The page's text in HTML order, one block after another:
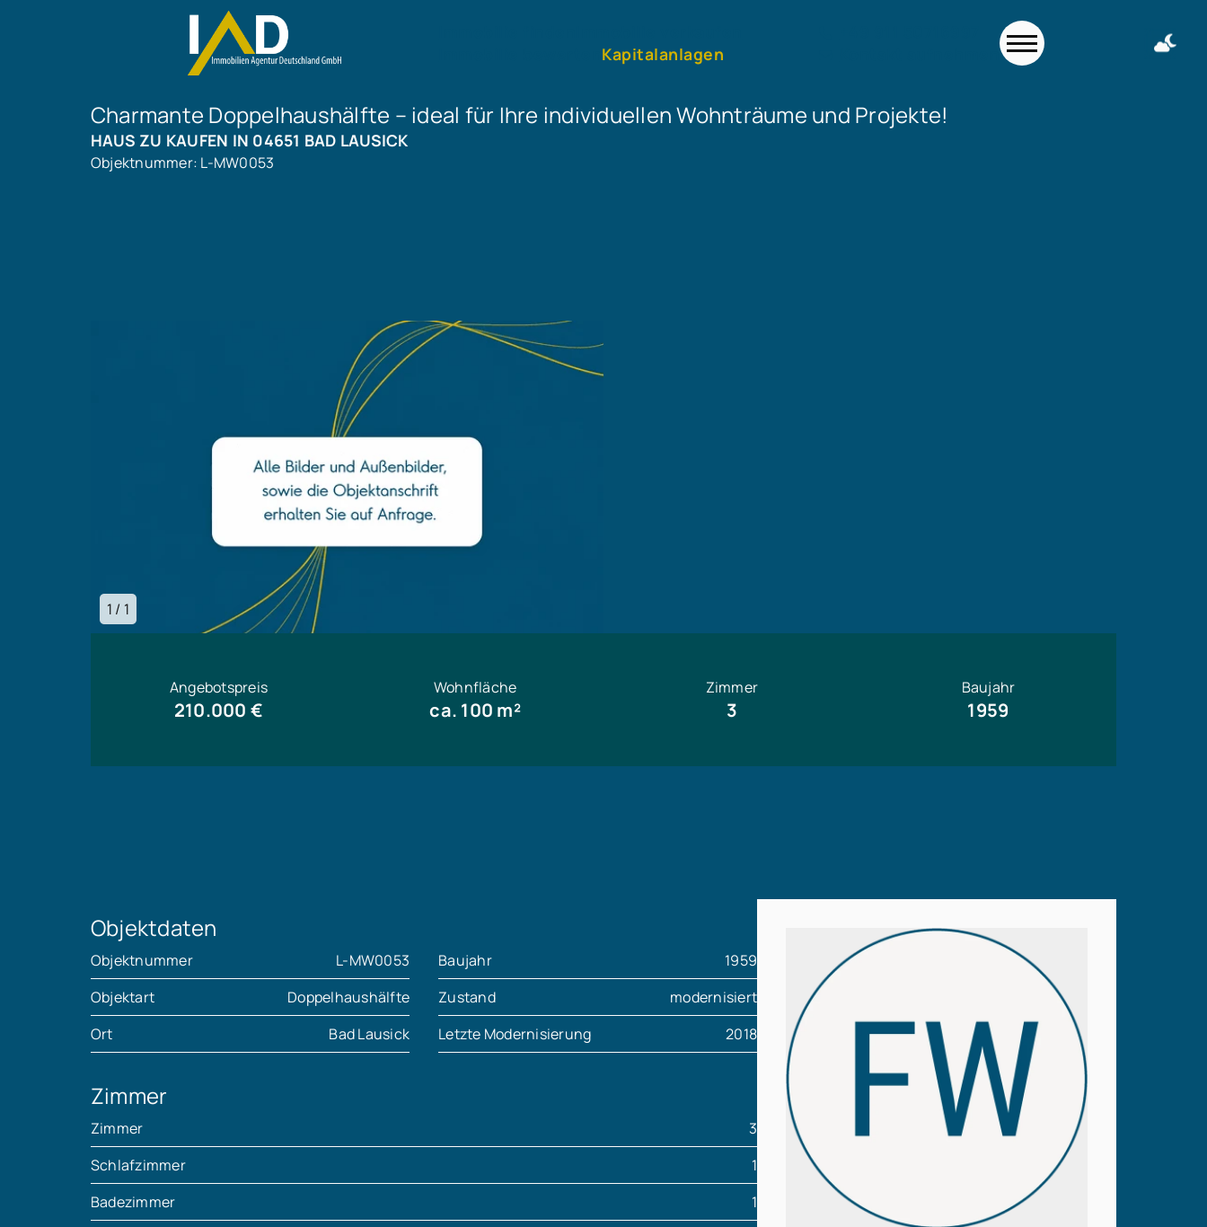
Kapitalanlagen
Kontakt aufnehmen
Charmante Doppelhaushälfte – ideal für Ihre individuellen Wohnträume und Projekte!
HAUS ZU KAUFEN IN 04651 BAD LAUSICK
Objektnummer: L-MW0053
1 / 1
Angebotspreis
210.000 €
Wohnfläche
ca. 100 m²
Zimmer
3
Baujahr
1959
Objektdaten
Objektnummer
L-MW0053
Objektart
Doppelhaushälfte
Ort
Bad Lausick
Baujahr
1959
Zustand
modernisiert
Letzte Modernisierung
2018
Zimmer
Zimmer
3
Schlafzimmer
1
Badezimmer
1